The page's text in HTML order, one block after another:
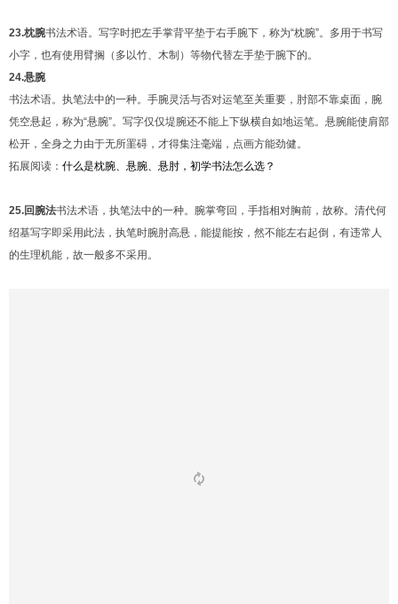
23.枕腕书法术语。写字时把左手掌背平垫于右手腕下，称为“枕腕”。多用于书写
小字，也有使用臂搁（多以竹、木制）等物代替左手垫于腕下的。
24.悬腕
书法术语。执笔法中的一种。手腕灵活与否对运笔至关重要，肘部不靠桌面，腕
凭空悬起，称为“悬腕”。写字仅仅堤腕还不能上下纵横自如地运笔。悬腕能使肩部
松开，全身之力由于无所罣碍，才得集注毫端，点画方能劲健。
拓展阅读： 什么是枕腕、悬腕、悬肘，初学书法怎么选？
25.回腕法书法术语，执笔法中的一种。腕掌弯回，手指相对胸前，故称。清代何
绍基写字即采用此法，执笔时腕肘高悬，能提能按，然不能左右起倒，有违常人
的生理机能，故一般多不采用。